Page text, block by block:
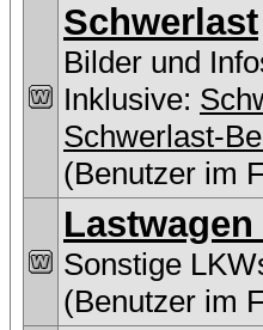
Schwerlast
Bilder und
Inklusive:
Schwerlast-
(Benutzer im
Sonstige
(Benutzer im